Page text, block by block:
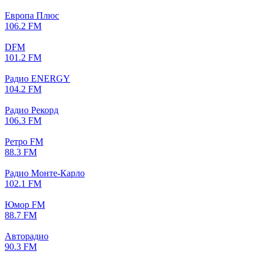
Европа Плюс
106.2 FM
DFM
101.2 FM
Радио ENERGY
104.2 FM
Радио Рекорд
106.3 FM
Ретро FM
88.3 FM
Радио Монте-Карло
102.1 FM
Юмор FM
88.7 FM
Авторадио
90.3 FM